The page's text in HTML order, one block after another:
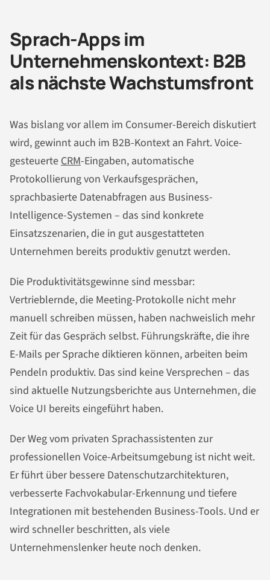
Sprach-Apps im
Unternehmenskontext: B2B
als nächste Wachstumsfront
Was bislang vor allem im Consumer-Bereich diskutiert
wird, gewinnt auch im B2B-Kontext an Fahrt. Voice-
gesteuerteCRM-Eingaben, automatische
Protokollierung von Verkaufsgesprächen,
sprachbasierte Datenabfragen aus Business-
Intelligence-Systemen – das sind konkrete
Einsatzszenarien, die in gut ausgestatteten
Unternehmen bereits produktiv genutzt werden.
Die Produktivitätsgewinne sind messbar:
Vertrieblernde, die Meeting-Protokolle nicht mehr
manuell schreiben müssen, haben nachweislich mehr
Zeit für das Gespräch selbst. Führungskräfte, die ihre
E-Mails per Sprache diktieren können, arbeiten beim
Pendeln produktiv. Das sind keine Versprechen – das
sind aktuelle Nutzungsberichte aus Unternehmen, die
Voice UI bereits eingeführt haben.
Der Weg vom privaten Sprachassistenten zur
professionellen Voice-Arbeitsumgebung ist nicht weit.
Er führt über bessere Datenschutzarchitekturen,
verbesserte Fachvokabular-Erkennung und tiefere
Integrationen mit bestehenden Business-Tools. Und er
wird schneller beschritten, als viele
Unternehmenslenker heute noch denken.